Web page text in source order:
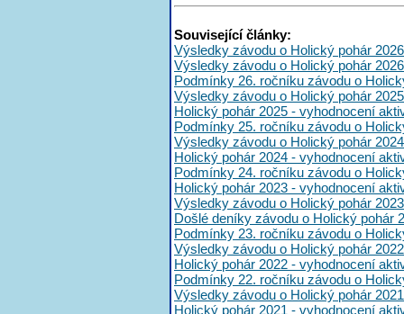
Související články:
Výsledky závodu o Holický pohár
Výsledky závodu o Holický pohár 2026
Podmínky 26. ročníku závodu o
Výsledky závodu o Holický pohár 2025
Holický pohár 2025 - vyhodnocení
Podmínky 25. ročníku závodu o
Výsledky závodu o Holický pohár 2024
Holický pohár 2024 - vyhodnocení
Podmínky 24. ročníku závodu o
Holický pohár 2023 - vyhodnocení
Výsledky závodu o Holický pohár 2023
Došlé deníky závodu o Holický pohár
Podmínky 23. ročníku závodu o
Výsledky závodu o Holický pohár 2022
Holický pohár 2022 - vyhodnocení
Podmínky 22. ročníku závodu o
Výsledky závodu o Holický pohár 2021
Holický pohár 2021 - vyhodnocení